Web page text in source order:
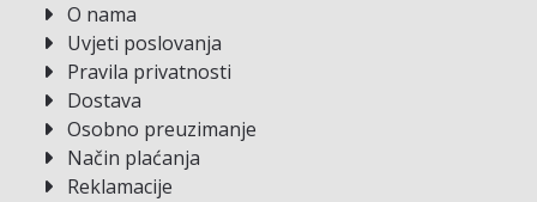
O nama
Uvjeti poslovanja
Pravila privatnosti
Dostava
Osobno preuzimanje
Način plaćanja
Reklamacije